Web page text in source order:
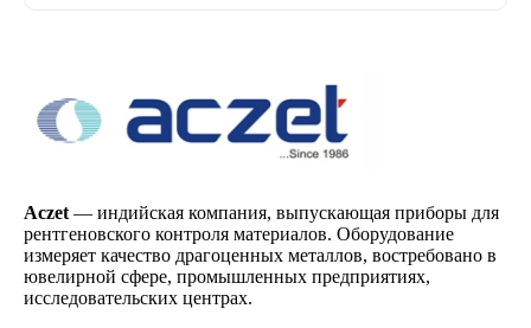
Aczet — индийская компания, выпускающая приборы для
рентгеновского контроля материалов. Оборудование
измеряет качество драгоценных металлов, востребовано в
ювелирной сфере, промышленных предприятиях,
исследовательских центрах.